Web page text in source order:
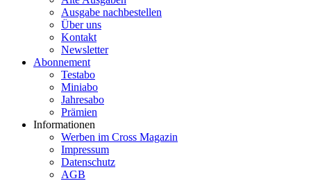
Ausgabe nachbestellen
Über uns
Kontakt
Newsletter
Abonnement
Testabo
Miniabo
Jahresabo
Prämien
Informationen
Werben im Cross Magazin
Impressum
Datenschutz
AGB